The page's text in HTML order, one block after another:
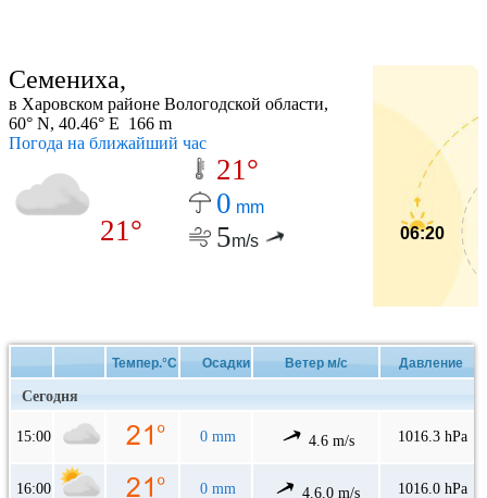
Семениха,
в Харовском районе Вологодской области,
60° N, 40.46° E 166 m
Погода на ближайший час
21°
21°
0 mm
5m/s 06:20
Темпер.°C Осадки Ветер м/с Давление
Сегодня
15:00 0 mm 4.6 m/s 1016.3 hPa
16:00 0 mm 4.6.0 m/s 1016.0 hPa